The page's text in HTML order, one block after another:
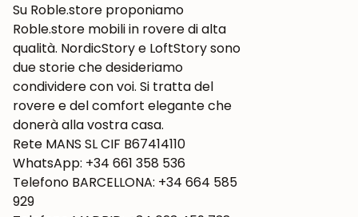
Su Roble.store proponiamo
Roble.store mobili in rovere di alta
qualità. NordicStory e LoftStory sono
due storie che desideriamo
condividere con voi. Si tratta del
rovere e del comfort elegante che
donerà alla vostra casa.
Rete MANS SL CIF B67414110
WhatsApp: +34 661 358 536
Telefono BARCELLONA: +34 664 585
929